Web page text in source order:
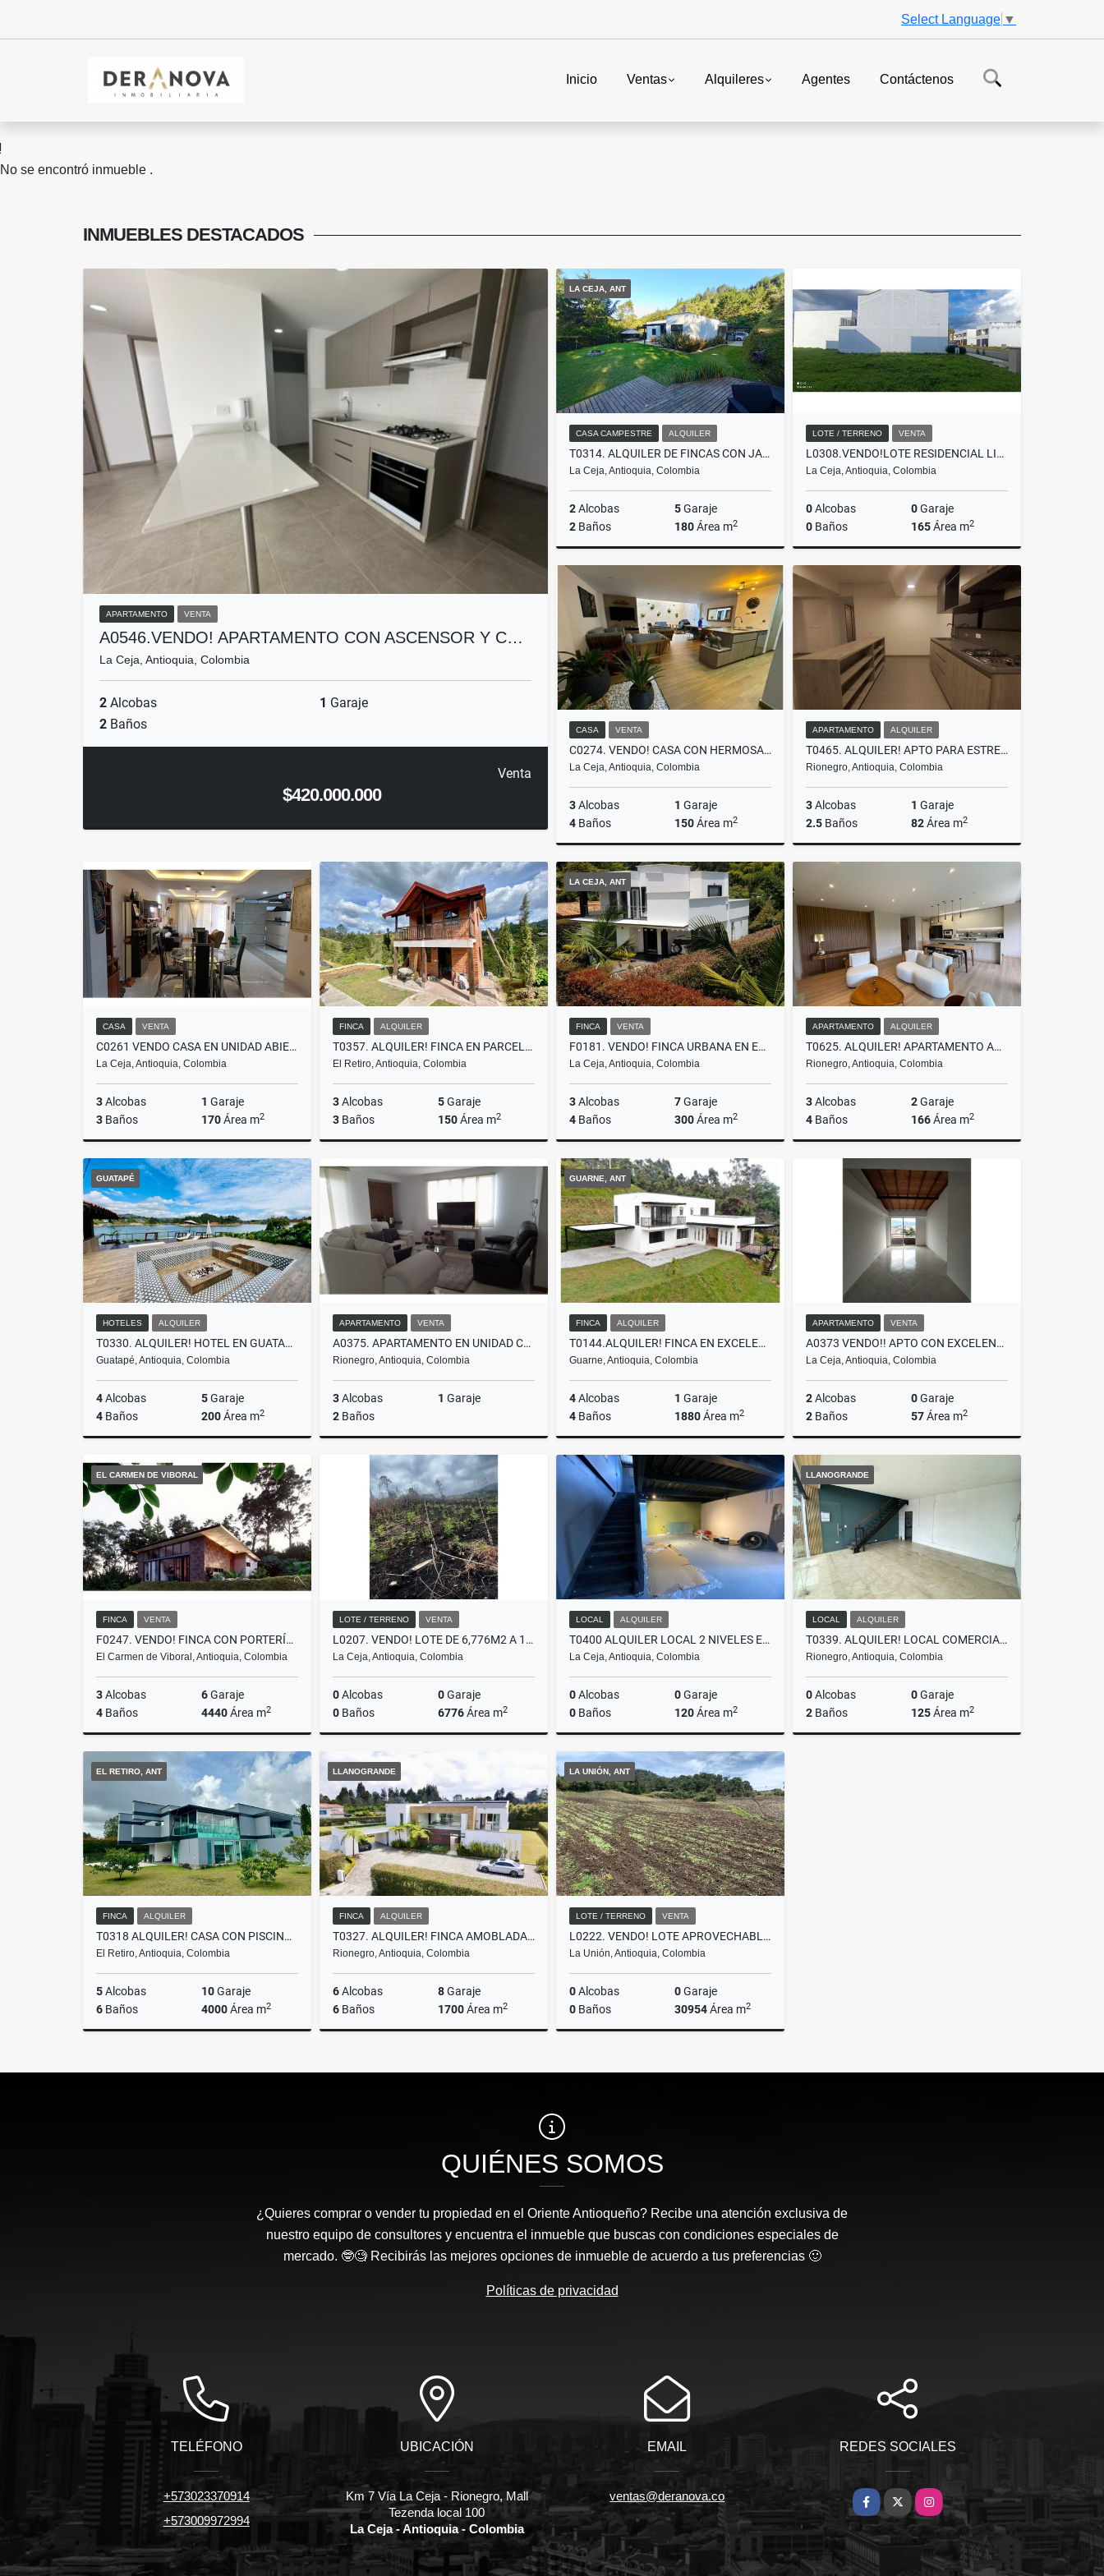
Select Language ▼
Inicio Ventas Alquileres Agentes Contáctenos
No se encontró inmueble .
INMUEBLES DESTACADOS
APARTAMENTO VENTA
A0546.VENDO! APARTAMENTO CON ASCENSOR Y C…
La Ceja, Antioquia, Colombia
2 Alcobas 1 Garaje
2 Baños
Venta
$420.000.000
LA CEJA, ANT
CASA CAMPESTRE ALQUILER
T0314. ALQUILER DE FINCAS CON JACUZZI EN EXCELENTE SECTOR DE LA CEJA
La Ceja, Antioquia, Colombia
2Alcobas 5Garaje
2 Baños 180Área m2
Alquiler
LOTE / TERRENO VENTA
L0308.VENDO!LOTE RESIDENCIAL LISTO PARA CONSTRUIR EN LLANO GRANDE
La Ceja, Antioquia, Colombia
0Alcobas 0Garaje
0 Baños 165Área m2
Venta
$420.000.000
CASA VENTA
C0274. VENDO! CASA CON HERMOSA VISTA Y ACABADOS EN LA CEJA
La Ceja, Antioquia, Colombia
3Alcobas 1 Garaje
4 Baños 150Área m2
Venta
$750.000.000
APARTAMENTO ALQUILER
T0465. ALQUILER! APTO PARA ESTRENAR EN UNIDAD CERRADA EN RIONEGRO, ANT
Rionegro, Antioquia, Colombia
3Alcobas 1 Garaje
2.5 Baños 82Área m2
CASA VENTA
C0261 VENDO CASA EN UNIDAD ABIERTA, BUENOS ACABADOS Y ASCENSOR LA CEJA
La Ceja, Antioquia, Colombia
3Alcobas 1 Garaje
3 Baños 170Área m2
Venta
$850.000.000
FINCA ALQUILER
T0357. ALQUILER! FINCA EN PARCELACIÓN A 5 MTOS DE EL RETIRO
El Retiro, Antioquia, Colombia
3Alcobas 5Garaje
3 Baños 150Área m2
Alquiler
$7.000.000
LA CEJA, ANT
FINCA VENTA
F0181. VENDO! FINCA URBANA EN EXCELENTE AMBIENTE CAMPESTRE LA CEJA
La Ceja, Antioquia, Colombia
3Alcobas 7Garaje
4 Baños 300Área m2
Venta
$1.120.000.000
APARTAMENTO ALQUILER
T0625. ALQUILER! APARTAMENTO AMOBLADO EN LLANOGRANDE
Rionegro, Antioquia, Colombia
3Alcobas 2Garaje
4 Baños 166Área m2
$14.500.000
GUATAPÉ
HOTELES ALQUILER
T0330. ALQUILER! HOTEL EN GUATAPÉ CON ACCESO A LA REPRESA
Guatapé, Antioquia, Colombia
4Alcobas 5Garaje
4 Baños 200Área m2
Alquiler
$3.800.000
APARTAMENTO VENTA
A0375. APARTAMENTO EN UNIDAD CERRADA Y ACABADOS MODERNOS RIONEGRO
Rionegro, Antioquia, Colombia
3Alcobas 1 Garaje
2 Baños
$480.000.000
GUARNE, ANT
FINCA ALQUILER
T0144.ALQUILER! FINCA EN EXCELENTE UBICACION EN GUARNE, ANTIOQUIA
Guarne, Antioquia, Colombia
4Alcobas 1 Garaje
4 Baños 1880Área m2
Alquiler
$7.500.000
APARTAMENTO VENTA
A0373 VENDO!! APTO CON EXCELENTES ESPACIOS Y UBICACIÓN EN LA CEJA
La Ceja, Antioquia, Colombia
2Alcobas 0Garaje
2 Baños 57Área m2
EL CARMEN DE VIBORAL
FINCA VENTA
F0247. VENDO! FINCA CON PORTERÍA EN EXCELENTE SECTOR CARMEN DE VIBORAL
El Carmen de Viboral, Antioquia, Colombia
3Alcobas 6Garaje
4 Baños 4440Área m2
Venta
$1.350.000.000
LOTE / TERRENO VENTA
L0207. VENDO! LOTE DE 6,776M2 A 10 MINUTOS DEL CORREGIMIENTO SAN JOSÉ
La Ceja, Antioquia, Colombia
0Alcobas 0Garaje
0 Baños 6776Área m2
LOCAL ALQUILER
T0400 ALQUILER LOCAL 2 NIVELES EN MALL COMERCIAL CON POTENCIAL LA CEJA
La Ceja, Antioquia, Colombia
0Alcobas 0Garaje
0 Baños 120Área m2
Alquiler
$5.000.000
LLANOGRANDE
LOCAL ALQUILER
T0339. ALQUILER! LOCAL COMERCIAL EN SECTOR EXCLUSIVO LLANOGRANDE
Rionegro, Antioquia, Colombia
0Alcobas 0Garaje
2 Baños 125Área m2
EL RETIRO, ANT
FINCA ALQUILER
T0318 ALQUILER! CASA CON PISCINA Y JACUZZI, EXCELENTE SECTOR EL RETIRO
El Retiro, Antioquia, Colombia
5Alcobas 10Garaje
6 Baños 4000Área m2
$20.000.000
LLANOGRANDE
FINCA ALQUILER
T0327. ALQUILER! FINCA AMOBLADA O SIN AMOBLAR EN LLANOGRANDE
Rionegro, Antioquia, Colombia
6Alcobas 8Garaje
6 Baños 1700Área m2
$24.900.000
LA UNIÓN, ANT
LOTE / TERRENO VENTA
L0222. VENDO! LOTE APROVECHABLE A 3KM DE LA VIA PRINCIPAL EN LA UNIÓN
La Unión, Antioquia, Colombia
0Alcobas 0Garaje
0 Baños 30954Área m2
$790.000.000
QUIÉNES SOMOS
¿Quieres comprar o vender tu propiedad en el Oriente Antioqueño? Recibe una atención exclusiva de
nuestro equipo de consultores y encuentra el inmueble que buscas con condiciones especiales de
mercado. 🤓🧐 Recibirás las mejores opciones de inmueble de acuerdo a tus preferencias 🙂
Políticas de privacidad
TELÉFONO
+573023370914
+573009972994
UBICACIÓN
Km 7 Vía La Ceja - Rionegro, Mall
Tezenda local 100
La Ceja - Antioquia - Colombia
EMAIL
ventas@deranova.co
REDES SOCIALES
Facebook
X Instagram